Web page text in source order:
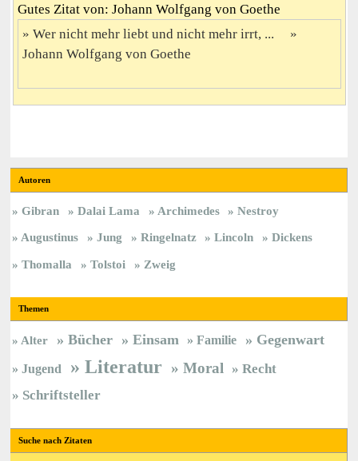
Gutes Zitat von: Johann Wolfgang von Goethe
Wer nicht mehr liebt und nicht mehr irrt, ...
Johann Wolfgang von Goethe
Autoren
Gibran Dalai Lama Archimedes
Nestroy
Augustinus
Jung Ringelnatz Lincoln
Dickens
Thomalla
Tolstoi Zweig
Themen
Alter Bücher Einsam Familie Gegenwart
Jugend Literatur Moral
Recht
Schriftsteller
Suche nach Zitaten